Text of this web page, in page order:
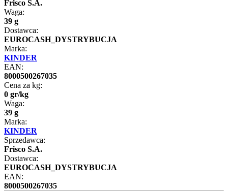
Frisco S.A.
Waga:
39 g
Dostawca:
EUROCASH_DYSTRYBUCJA
Marka:
KINDER
EAN:
8000500267035
Cena za kg:
0 gr/kg
Waga:
39 g
Marka:
KINDER
Sprzedawca:
Frisco S.A.
Dostawca:
EUROCASH_DYSTRYBUCJA
EAN:
8000500267035